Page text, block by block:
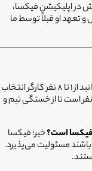
در اپلیکیشن فیکسا،
او قبلاً توسط ما
شما می‌توانید از ۱ تا ۸ نفر کارگر انتخاب
کنید. برای ساختمان‌های بالای ۳ طبقه، پیشنهاد ما ۴ نفر است تا از خستگی تیم و
فیکسا است؟خیر؛ فیکسا
مسئولیت می‌پذیرد.